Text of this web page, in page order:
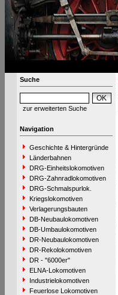
Suche
zur erweiterten Suche
Navigation
Geschichte & Hintergründe
Länderbahnen
DRG-Einheitslokomotiven
DRG-Zahnradlokomotiven
DRG-Schmalspurlok.
Kriegslokomotiven
Verlagerungsbauten
DB-Neubaulokomotiven
DB-Umbaulokomotiven
DR-Neubaulokomotiven
DR-Rekolokomotiven
DR - "6000er"
ELNA-Lokomotiven
Industrielokomotiven
Feuerlose Lokomotiven